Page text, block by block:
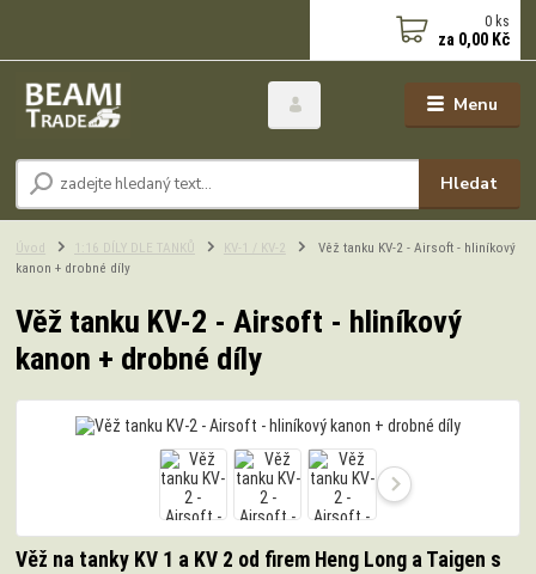
Menu
Hledat
0 ks
za 0,00 Kč
Úvod 1:16 DÍLY DLE TANKŮ KV-1 / KV-2
Věž tanku KV-2 - Airsoft - hliníkový
kanon + drobné díly
Věž tanku KV-2 - Airsoft - hliníkový
kanon + drobné díly
Věž na tanky KV 1 a KV 2 od firem Heng Long a Taigen s